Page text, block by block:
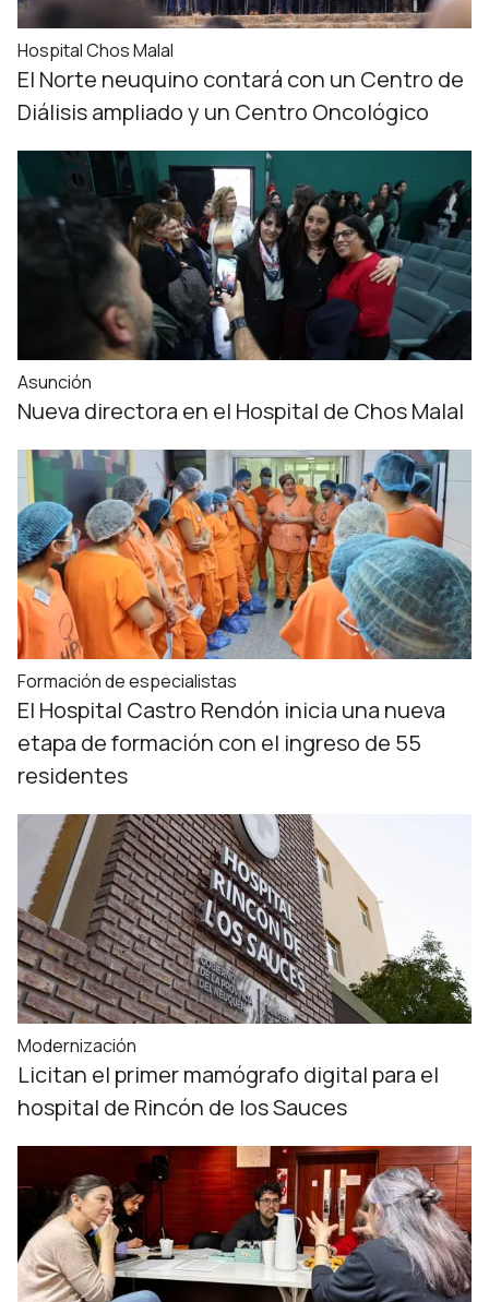
Hospital Chos Malal
El Norte neuquino contará con un Centro de
Diálisis ampliado y un Centro Oncológico
Asunción
Nueva directora en el Hospital de Chos Malal
Formación de especialistas
El Hospital Castro Rendón inicia una nueva
etapa de formación con el ingreso de 55
residentes
Modernización
Licitan el primer mamógrafo digital para el
hospital de Rincón de los Sauces